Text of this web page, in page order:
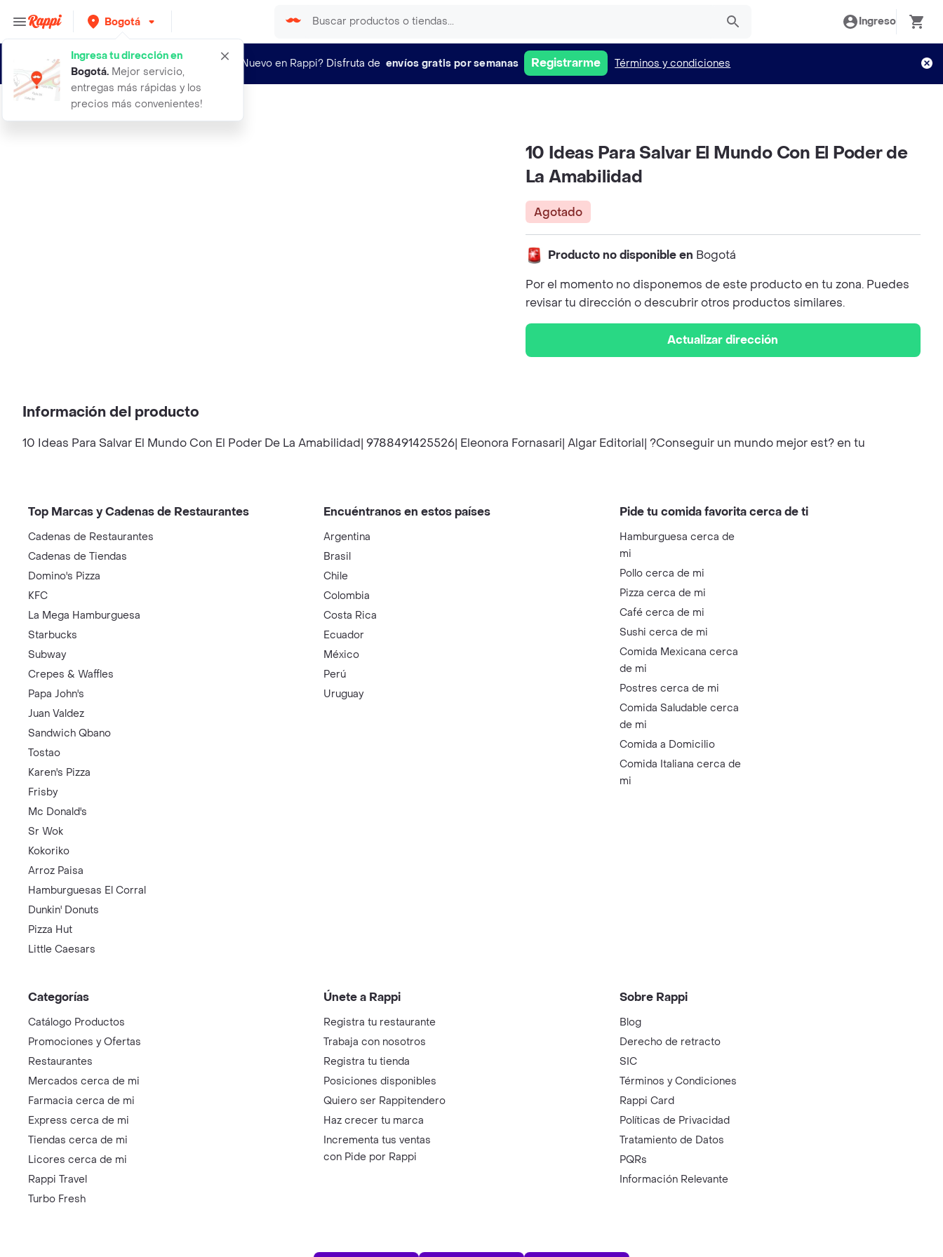
Bogotá
Ingresa tu dirección en
Bogotá. Mejor servicio,
entregas más rápidas y los
precios más convenientes!
Ingreso
¿Nuevo en Rappi? Disfruta de envíos gratis por semanas Registrarme Términos y condiciones
10 ideas para salvar el mundo con e
10 Ideas Para Salvar El Mundo Con El Poder de
La Amabilidad
Agotado
Producto no disponible en Bogotá
Por el momento no disponemos de este producto en tu zona. Puedes
revisar tu dirección o descubrir otros productos similares.
Actualizar dirección
Información del producto
10 Ideas Para Salvar El Mundo Con El Poder De La Amabilidad| 9788491425526| Eleonora Fornasari| Algar Editorial| ?Conseguir un mundo mejor est? en tu
Top Marcas y Cadenas de Restaurantes
Cadenas de Restaurantes
Cadenas de Tiendas
Domino's Pizza
KFC
La Mega Hamburguesa
Starbucks
Subway
Crepes & Waffles
Papa John's
Juan Valdez
Sandwich Qbano
Tostao
Karen's Pizza
Frisby
Mc Donald's
Sr Wok
Kokoriko
Arroz Paisa
Hamburguesas El Corral
Dunkin' Donuts
Pizza Hut
Little Caesars
Encuéntranos en estos países
Argentina
Brasil
Chile
Colombia
Costa Rica
Ecuador
México
Perú
Uruguay
Pide tu comida favorita cerca de ti
Hamburguesa cerca de
mi
Pollo cerca de mi
Pizza cerca de mi
Café cerca de mi
Sushi cerca de mi
Comida Mexicana cerca
de mi
Postres cerca de mi
Comida Saludable cerca
de mi
Comida a Domicilio
Comida Italiana cerca de
mi
Categorías
Catálogo Productos
Promociones y Ofertas
Restaurantes
Mercados cerca de mi
Farmacia cerca de mi
Express cerca de mi
Tiendas cerca de mi
Licores cerca de mi
Rappi Travel
Turbo Fresh
Únete a Rappi
Registra tu restaurante
Trabaja con nosotros
Registra tu tienda
Posiciones disponibles
Quiero ser Rappitendero
Haz crecer tu marca
Incrementa tus ventas
con Pide por Rappi
Sobre Rappi
Blog
Derecho de retracto
SIC
Términos y Condiciones
Rappi Card
Políticas de Privacidad
Tratamiento de Datos
PQRs
Información Relevante